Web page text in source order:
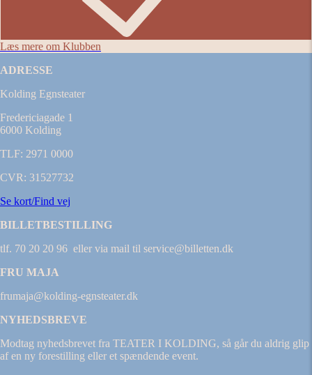
Læs mere om Klubben
ADRESSE
Kolding Egnsteater
Fredericiagade 1
6000 Kolding
TLF: 2971 0000
CVR: 31527732
Se kort/Find vej
BILLETBESTILLING
tlf. 70 20 20 96 eller via mail til service@billetten.dk
FRU MAJA
frumaja@kolding-egnsteater.dk
NYHEDSBREVE
Modtag nyhedsbrevet fra TEATER I KOLDING, så går du aldrig glip
af en ny forestilling eller et spændende event.